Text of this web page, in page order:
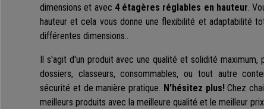
dimensions et avec 4 étagères réglables en hauteur.
hauteur et cela vous donne une flexibilité et adaptabilité
différentes dimensions..
Il s'agit d'un produit avec une qualité et solidité maximum,
dossiers, classeurs, consommables, ou tout autre
sécurité et de manière pratique. N'hésitez plus! Chez
meilleurs produits avec la meilleure qualité et le meilleur